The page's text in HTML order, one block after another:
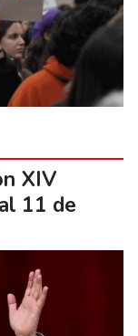
XIV
11 de